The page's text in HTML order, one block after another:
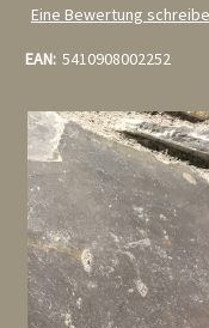
Eine Bewertung
EAN: 5410908002252